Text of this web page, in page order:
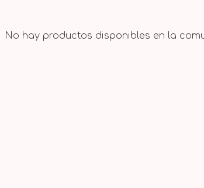
No hay productos disponibles en la